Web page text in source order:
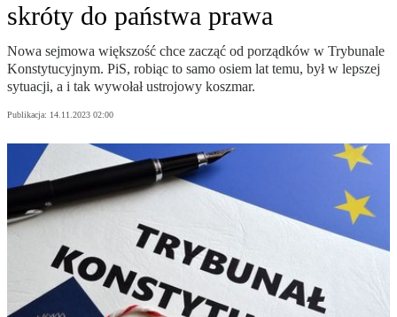
skróty do państwa prawa
Nowa sejmowa większość chce zacząć od porządków w Trybunale
Konstytucyjnym. PiS, robiąc to samo osiem lat temu, był w lepszej
sytuacji, a i tak wywołał ustrojowy koszmar.
Publikacja: 14.11.2023 02:00